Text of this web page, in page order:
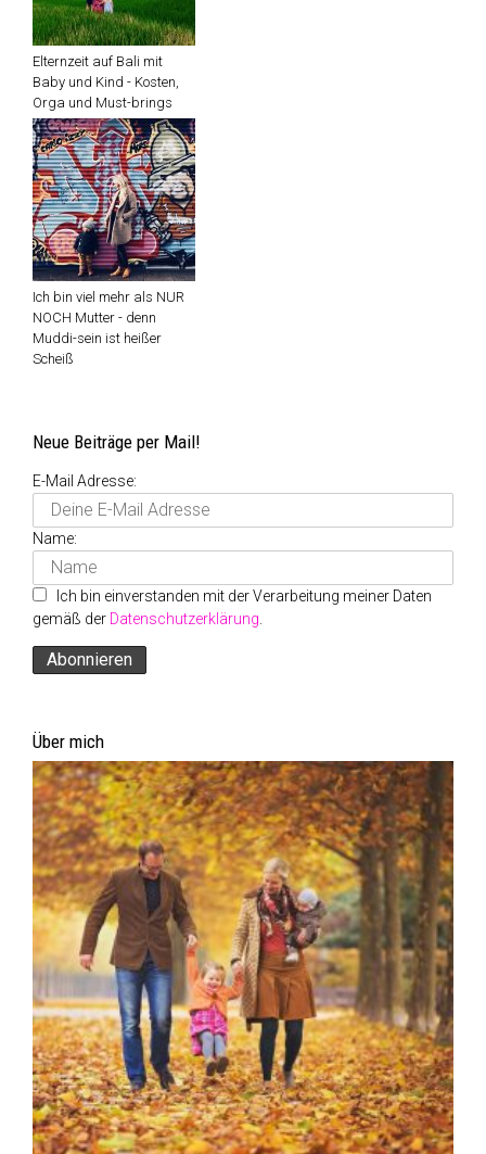
Elternzeit auf Bali mit
Baby und Kind - Kosten,
Orga und Must-brings
Ich bin viel mehr als NUR
NOCH Mutter - denn
Muddi-sein ist heißer
Scheiß
Neue Beiträge per Mail!
E-Mail Adresse:
Name:
Ich bin einverstanden mit der Verarbeitung meiner Daten
gemäß der Datenschutzerklärung
Über mich